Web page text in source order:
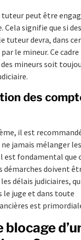
peut être
Cela signifie que si
tuteur devra, dans
le mineur. Ce
mineurs soit
des
il est
jamais mélanger les
est fondamental que
doivent
délais judiciaires,
le juge et dans toute
est